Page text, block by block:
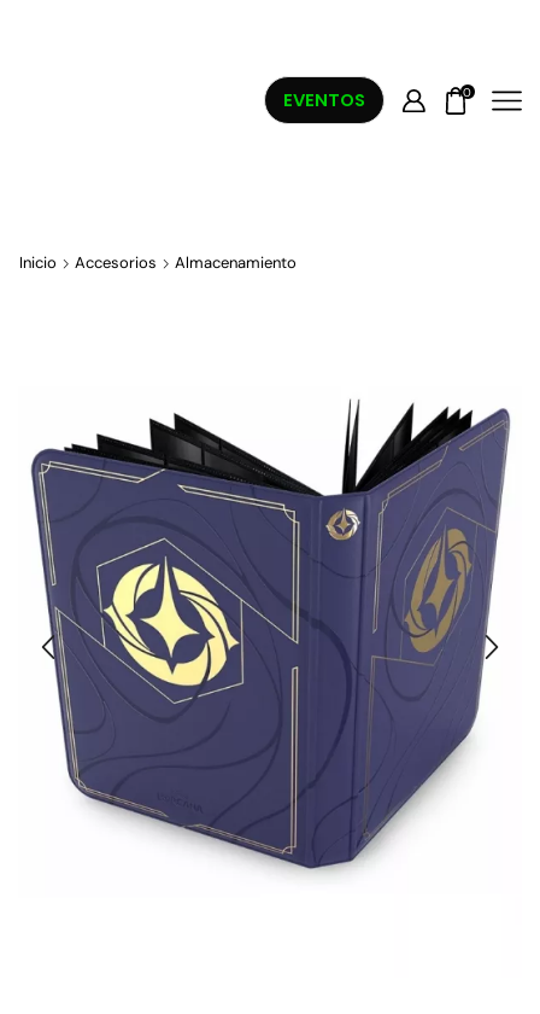
EVENTOS 0
Inicio Accesorios Almacenamiento